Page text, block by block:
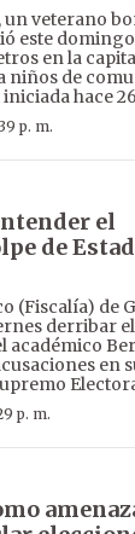
un veterano
este
en la
niños de
hace
p. m.
el
de
(Fiscalía) de
derribar
académico
en
p. m.